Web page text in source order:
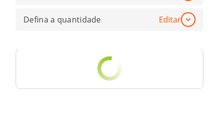
Defina a quantidade Editar